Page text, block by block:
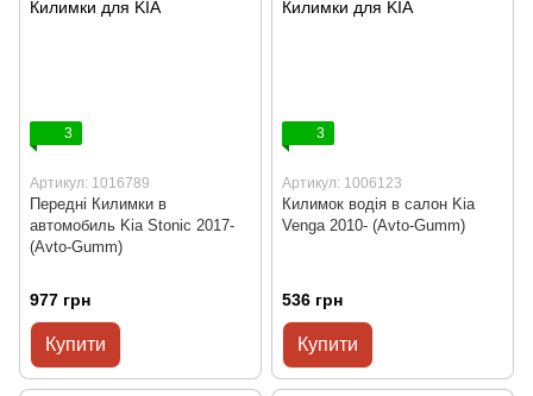
3
Артикул: 1016789
Передні Килимки в
автомобиль Kia Stonic 2017-
(Avto-Gumm)
977 грн
Купити
3
Артикул: 1006123
Килимок водія в салон Kia
Venga 2010- (Avto-Gumm)
536 грн
Купити